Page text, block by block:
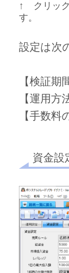
↑ クリック
す。
設定は次
【検証期
【運用
【手数料
資金設